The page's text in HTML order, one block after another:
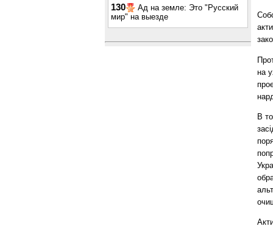
130
Ад на земле: Это "Русский
мир" на выезде
на
В